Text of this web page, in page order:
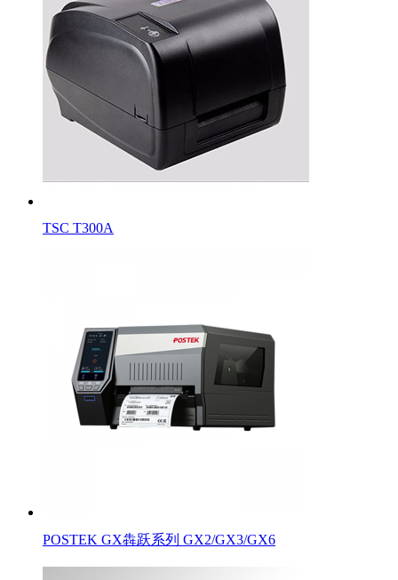
TSC T300A
POSTEK GX犇跃系列 GX2/GX3/GX6